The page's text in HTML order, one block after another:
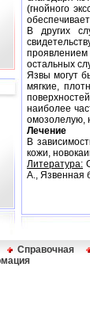
(гнойного
В других
остальных
Язвы могут
мягкие,
наиболее
омозолелую,
Лечение
В
кожи,
Литература:
А., Язвенная
Справочная